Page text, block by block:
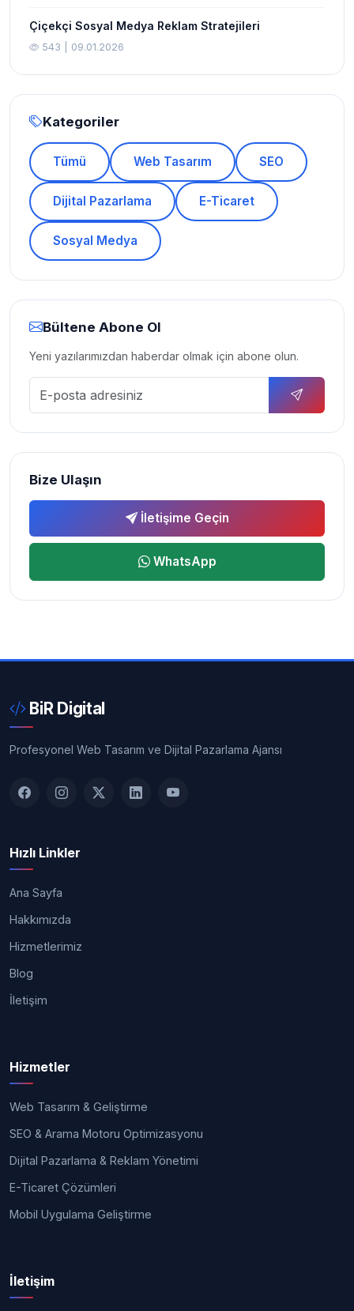
Çiçekçi Sosyal Medya Reklam Stratejileri
543 | 09.01.2026
Kategoriler
Tümü Web Tasarım SEO
Dijital Pazarlama E-Ticaret
Sosyal Medya
Bültene Abone Ol
Yeni yazılarımızdan haberdar olmak için abone olun.
Bize Ulaşın
İletişime Geçin
WhatsApp
BiR Digital
Profesyonel Web Tasarım ve Dijital Pazarlama Ajansı
Hızlı Linkler
Ana Sayfa
Hakkımızda
Hizmetlerimiz
Blog
İletişim
Hizmetler
Web Tasarım & Geliştirme
SEO & Arama Motoru Optimizasyonu
Dijital Pazarlama & Reklam Yönetimi
E-Ticaret Çözümleri
Mobil Uygulama Geliştirme
İletişim